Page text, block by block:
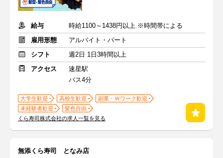
給与
時給1100～1438円以上 ※時間帯による
雇用形態
アルバイト・パート
シフト
週2日 1日3時間以上
アクセス
速星駅
バス4分
大学生歓迎 高校生歓迎
副業・Ｗワーク歓迎
未経験者歓迎
髪色自由
くら寿司株式会社の求人一覧を見る
無添くら寿司 となみ店